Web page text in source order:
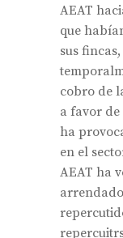
AEAT
que
sus
cobro de
a favor
ha
en el
AEAT ha